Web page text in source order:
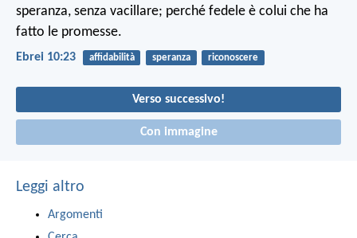
speranza, senza vacillare; perché fedele è colui che ha
fatto le promesse.
Ebrei 10:23 affidabilità speranza riconoscere
Verso successivo!
Con immagine
Leggi altro
Argomenti